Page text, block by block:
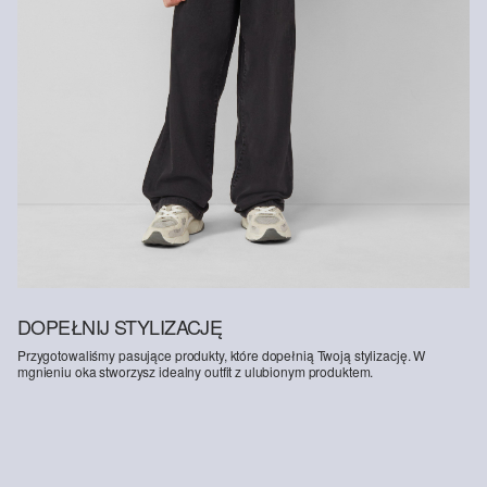
DOPEŁNIJ STYLIZACJĘ
Przygotowaliśmy pasujące produkty, które dopełnią Twoją stylizację. W
mgnieniu oka stworzysz idealny outfit z ulubionym produktem.